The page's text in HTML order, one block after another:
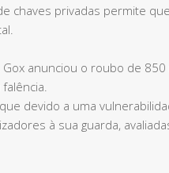
chaves privadas permite
anunciou o roubo de 850
devido a uma
à sua guarda,